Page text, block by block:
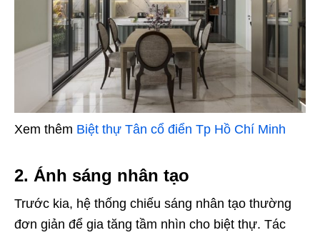
Xem thêm Biệt thự Tân cổ điển Tp Hồ Chí Minh
2. Ánh sáng nhân tạo
Trước kia, hệ thống chiếu sáng nhân tạo thường
đơn giản để gia tăng tầm nhìn cho biệt thự. Tác